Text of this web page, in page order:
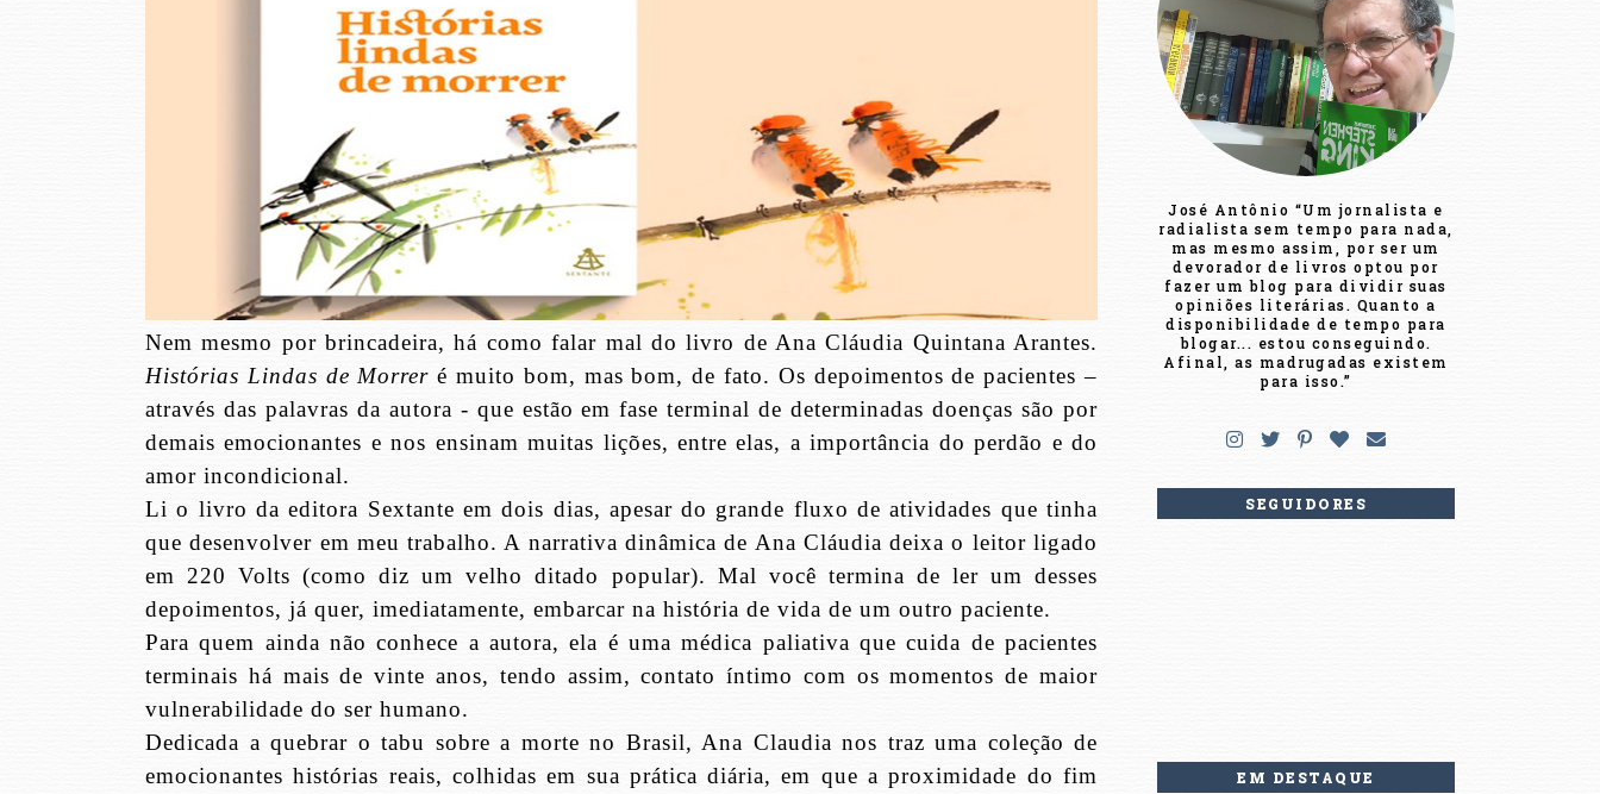
Nem mesmo por brincadeira, há como falar mal do livro de Ana Cláudia Quintana Arantes.
Histórias Lindas de Morrer é muito bom, mas bom, de fato. Os depoimentos de pacientes –
através das palavras da autora - que estão em fase terminal de determinadas doenças são por
demais emocionantes e nos ensinam muitas lições, entre elas, a importância do perdão e do
amor incondicional.
Li o livro da editora Sextante em dois dias, apesar do grande fluxo de atividades que tinha
que desenvolver em meu trabalho. A narrativa dinâmica de Ana Cláudia deixa o leitor ligado
em 220 Volts (como diz um velho ditado popular). Mal você termina de ler um desses
depoimentos, já quer, imediatamente, embarcar na história de vida de um outro paciente.
Para quem ainda não conhece a autora, ela é uma médica paliativa que cuida de pacientes
terminais há mais de vinte anos, tendo assim, contato íntimo com os momentos de maior
vulnerabilidade do ser humano.
Dedicada a quebrar o tabu sobre a morte no Brasil, Ana Claudia nos traz uma coleção de
emocionantes histórias reais, colhidas em sua prática diária, em que a proximidade do fim
José Antônio “Um jornalista e
radialista sem tempo para nada,
mas mesmo assim, por ser um
devorador de livros optou por
fazer um blog para dividir suas
opiniões literárias. Quanto a
disponibilidade de tempo para
blogar... estou conseguindo.
Afinal, as madrugadas existem
para isso.”
SEGUIDORES
EM DESTAQUE